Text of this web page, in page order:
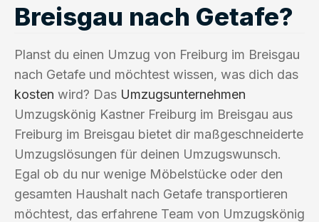
Breisgau nach Getafe?
Planst du einen Umzug von Freiburg im Breisgau
nach Getafe und möchtest wissen, was dich das
kosten wird? Das Umzugsunternehmen
Umzugskönig Kastner Freiburg im Breisgau aus
Freiburg im Breisgau bietet dir maßgeschneiderte
Umzugslösungen für deinen Umzugswunsch.
Egal ob du nur wenige Möbelstücke oder den
gesamten Haushalt nach Getafe transportieren
möchtest, das erfahrene Team von Umzugskönig